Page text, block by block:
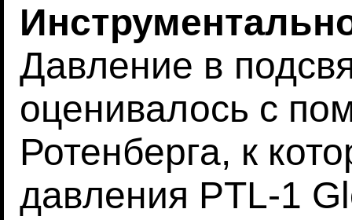
Давление в
оценивалось с
Ротенберга, к
давления PTL-1